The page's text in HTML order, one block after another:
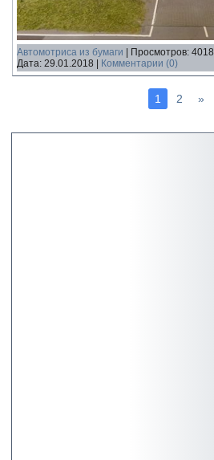
Автомотриса из бумаги | Просмотров: 4018
Дата: 29.01.2018 | Комментарии (0)
1 2 »